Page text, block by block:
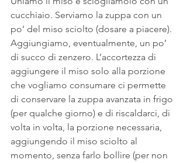
cucchiaio. Serviamo la zuppa con un
po’ del miso sciolto (dosare a piacere).
Aggiungiamo, eventualmente, un po’
di succo di zenzero. L’accortezza di
aggiungere il miso solo alla porzione
che vogliamo consumare ci permette
di conservare la zuppa avanzata in frigo
(per qualche giorno) e di riscaldarci, di
volta in volta, la porzione necessaria,
aggiungendo il miso sciolto al
momento, senza farlo bollire (per non